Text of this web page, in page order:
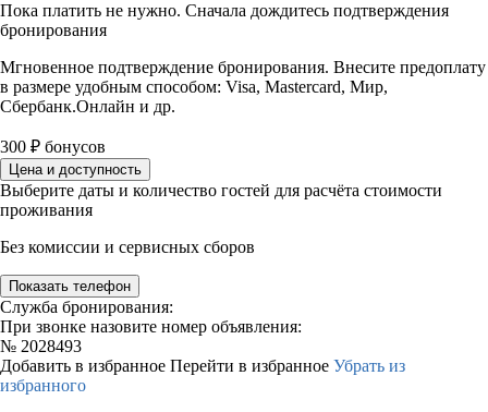
Пока платить не нужно. Сначала дождитесь подтверждения
бронирования
Мгновенное подтверждение бронирования. Внесите предоплату
в размере удобным способом: Visa, Mastercard, Мир,
Сбербанк.Онлайн и др.
300 ₽ бонусов
Цена и доступность
Выберите даты и количество гостей для расчёта стоимости
проживания
Без комиссии и сервисных сборов
Показать телефон
Служба бронирования:
При звонке назовите номер объявления:
№ 2028493
Добавить в избранное Перейти в избранное Убрать из
избранного